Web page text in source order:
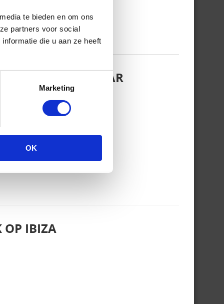
te bieden en om ons
partners voor social
die u aan ze heeft
Marketing
OK
MET HAAR
OP IBIZA